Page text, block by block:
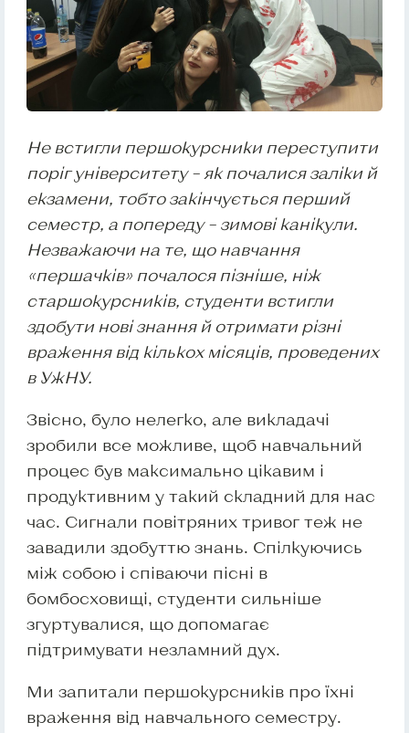
Не встигли першокурсники переступити
поріг університету – як почалися заліки й
екзамени, тобто закінчується перший
семестр, а попереду – зимові канікули.
Незважаючи на те, що навчання
«першачків» почалося пізніше, ніж
старшокурсників, студенти встигли
здобути нові знання й отримати різні
враження від кількох місяців, проведених
в УжНУ.
Звісно, було нелегко, але викладачі
зробили все можливе, щоб навчальний
процес був максимально цікавим і
продуктивним у такий складний для нас
час. Сигнали повітряних тривог теж не
завадили здобуттю знань. Спілкуючись
між собою і співаючи пісні в
бомбосховищі, студенти сильніше
згуртувалися, що допомагає
підтримувати незламний дух.
Ми запитали першокурсників про їхні
враження від навчального семестру.